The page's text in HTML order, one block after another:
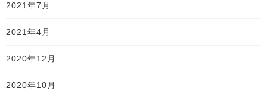
2021年7月
2021年4月
2020年12月
2020年10月